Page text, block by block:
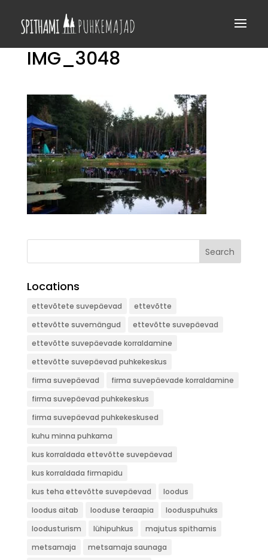
IMG_3048
Search
Locations
ettevõtete suvepäevad
ettevõtte
ettevõtte suvemängud
ettevõtte suvepäevad
ettevõtte suvepäevade korraldamine
ettevõtte suvepäevad puhkekeskus
firma suvepäevad
firma suvepäevade korraldamine
firma suvepäevad puhkekeskus
firma suvepäevad puhkekeskused
kuhu minna puhkama
kus korraldada ettevõtte suvepäevad
kus korraldada firmapidu
kus teha ettevõtte suvepäevad
loodus
loodus aitab
looduse teraapia
looduspuhuks
loodusturism
lühipuhkus
majutus spithamis
metsamaja
metsamaja saunaga